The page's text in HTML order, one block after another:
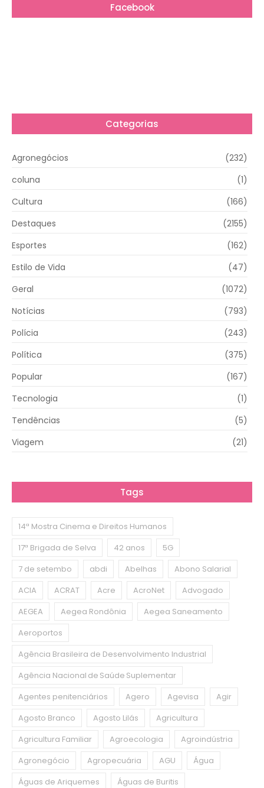
Facebook
Categorias
Agronegócios
(232)
coluna
(1)
Cultura
(166)
Destaques
(2155)
Esportes
(162)
Estilo de Vida
(47)
Geral
(1072)
Notícias
(793)
Polícia
(243)
Política
(375)
Popular
(167)
Tecnologia
(1)
Tendências
(5)
Viagem
(21)
Tags
14ª Mostra Cinema e Direitos Humanos
17ª Brigada de Selva
42 anos
5G
7 de setembo
abdi Abelhas
Abono Salarial
ACIA
ACRAT Acre AcroNet
Advogado
AEGEA
Aegea Rondônia
Aegea Saneamento
Aeroportos
Agência Brasileira de Desenvolvimento Industrial
Agência Nacional de Saúde Suplementar
Agentes penitenciários
Agero Agevisa
Agir
Agosto Branco
Agosto Lilás
Agricultura
Agricultura Familiar
Agroecologia
Agroindústria
Agronegócio
Agropecuária AGU
Água
Águas de Ariquemes
Águas de Buritis